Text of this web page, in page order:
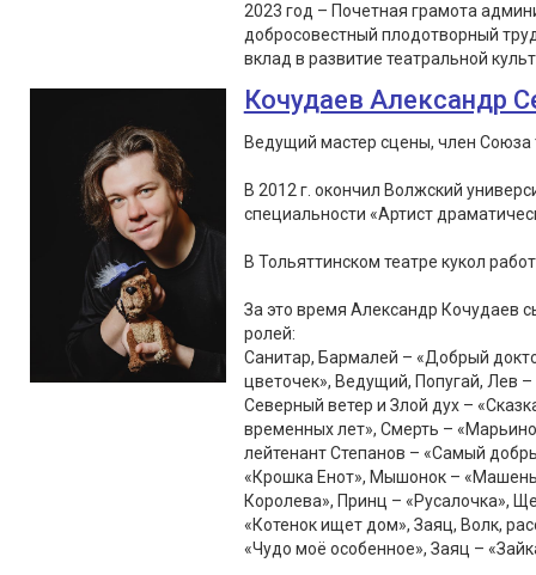
2023 год – Почетная грамота
добросовестный плодотворный
вклад в развитие театральной
Кочудаев Александр
Ведущий мастер сцены, член Союза
В 2012 г. окончил Волжский
специальности «Артист
В Тольяттинском театре кукол
За это время Александр Кочудаев
ролей:
Санитар, Бармалей – «Добрый
цветочек», Ведущий, Попугай, Лев
Северный ветер и Злой дух –
временных лет», Смерть –
лейтенант Степанов – «Самый
«Крошка Енот», Мышонок –
Королева», Принц – «Русалочка»,
«Котенок ищет дом», Заяц, Волк,
«Чудо моё особенное», Заяц –